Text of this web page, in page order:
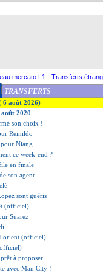
mercato L1 - Transferts
TRANSFERTS
6 août 2026)
août 2020
son choix !
Reinildo
Niang
ce week-end ?
en finale
son agent
sont guéris
(officiel)
Suarez
(officiel)
à proposer
avec Man City !